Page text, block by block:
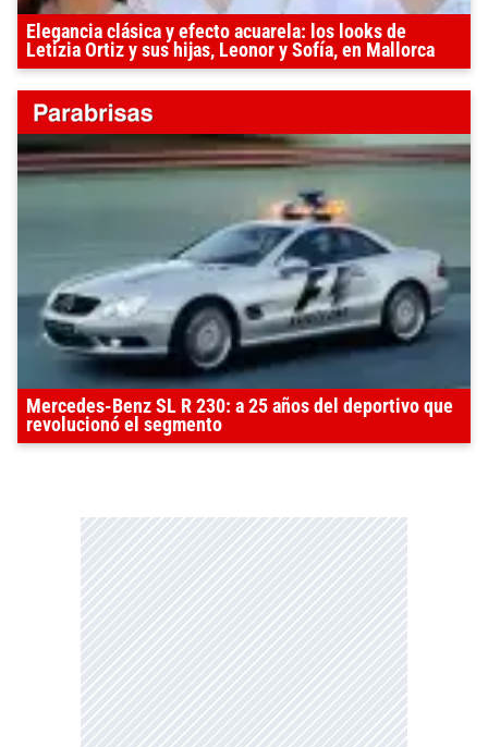
Elegancia clásica y efecto acuarela: los looks de
Letizia Ortiz y sus hijas, Leonor y Sofía, en Mallorca
Mercedes-Benz SL R 230: a 25 años del deportivo que
revolucionó el segmento